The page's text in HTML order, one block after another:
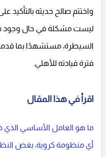
واختتم صالح حديثه بالتأكيد
ليست مشكلة في حال وجود
السيطرة، مستشهدًا بما قدمه
فترة قيادته للأهلي.
اقرأ في هذا المقال
ما هو العامل الأساسي
أي منظومة كروية، بغض